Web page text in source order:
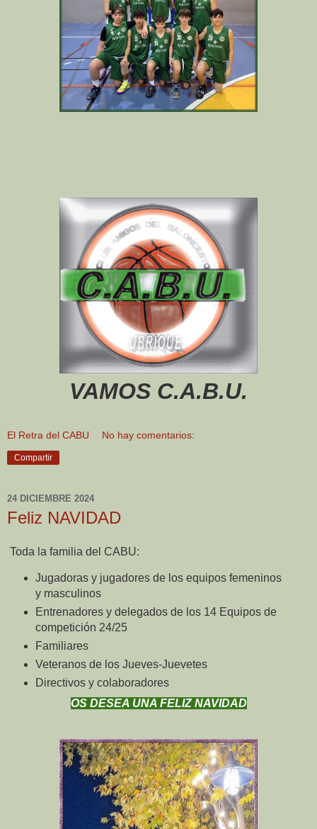
VAMOS C.A.B.U.
El Retra del CABU No hay comentarios:
Compartir
24 DICIEMBRE 2024
Feliz NAVIDAD
Toda la familia del CABU:
Jugadoras y jugadores de los equipos femeninos
y masculinos
Entrenadores y delegados de los 14 Equipos de
competición 24/25
Familiares
Veteranos de los Jueves-Juevetes
Directivos y colaboradores
OS DESEA UNA FELIZ NAVIDAD